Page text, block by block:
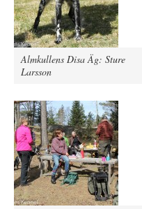
Almkullens Disa Äg: Sture
Larsson